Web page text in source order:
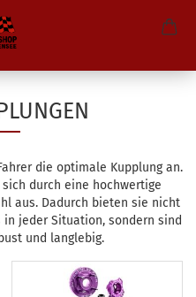
die optimale Kupplung an.
durch eine hochwertige
aus. Dadurch bieten sie nicht
jeder Situation, sondern sind
und langlebig.